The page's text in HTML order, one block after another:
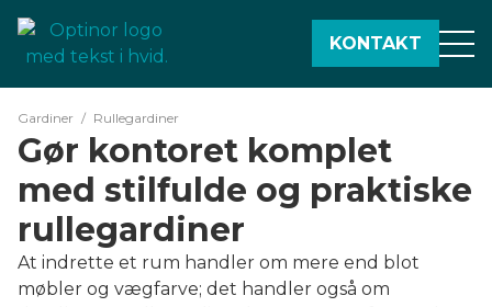
KONTAKT
20 års erfaring
Gardiner / Rullegardiner
Gør kontoret komplet
med stilfulde og praktiske
rullegardiner
At indrette et rum handler om mere end blot
møbler og vægfarve; det handler også om